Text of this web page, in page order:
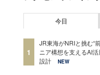
今日
1
JR東海がNRIと挑む“
ニア構想を支えるAI
設計
NEW